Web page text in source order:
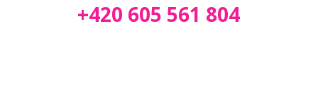
+420 605 561 804